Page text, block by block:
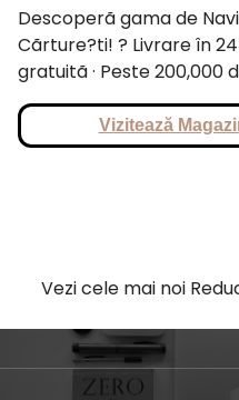
Descoperã gama de
Cãrture?ti! ? Livrare în
gratuitã · Peste 200,000
Vizitează
Vezi cele mai noi